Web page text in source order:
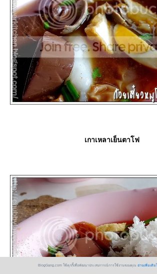
เกาเหลาเย็นตาโฟ
BlogGang.com ใช้คุกกี้เพื่อพัฒนาประสบการณ์การใช้งานของคุณ อ่านเพิ่มเติ